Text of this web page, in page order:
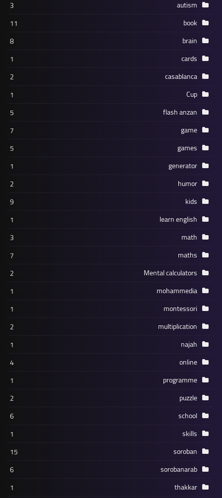
autism
3
book
11
brain
8
cards
1
casablanca
2
Cup
1
flash anzan
5
game
7
games
5
generator
1
humor
2
kids
9
learn english
1
math
3
maths
7
Mental calculators
2
mohammedia
1
montessori
1
multiplication
2
najah
1
online
4
programme
1
puzzle
2
school
6
skills
1
soroban
15
sorobanarab
6
thakkar
1